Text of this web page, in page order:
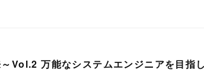
Vol.2 万能なシステムエンジニアを目指